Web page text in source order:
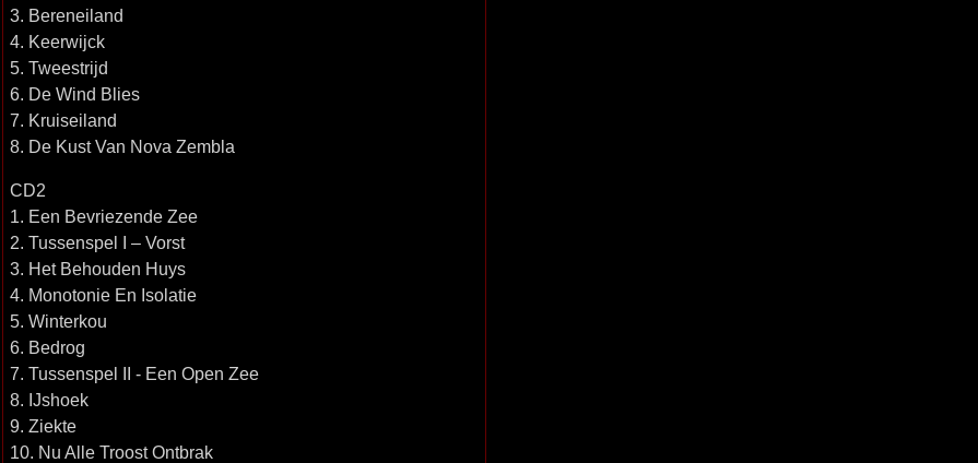
3. Bereneiland
4. Keerwijck
5. Tweestrijd
6. De Wind Blies
7. Kruiseiland
8. De Kust Van Nova Zembla
CD2
1. Een Bevriezende Zee
2. Tussenspel I – Vorst
3. Het Behouden Huys
4. Monotonie En Isolatie
5. Winterkou
6. Bedrog
7. Tussenspel II - Een Open Zee
8. IJshoek
9. Ziekte
10. Nu Alle Troost Ontbrak